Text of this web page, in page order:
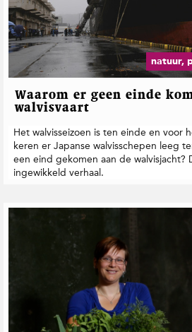
natuur,
Waarom er geen einde
walvisvaart
Het walvisseizoen is ten einde en voor
keren er Japanse walvisschepen leeg
een eind gekomen aan de walvisjacht?
ingewikkeld verhaal.